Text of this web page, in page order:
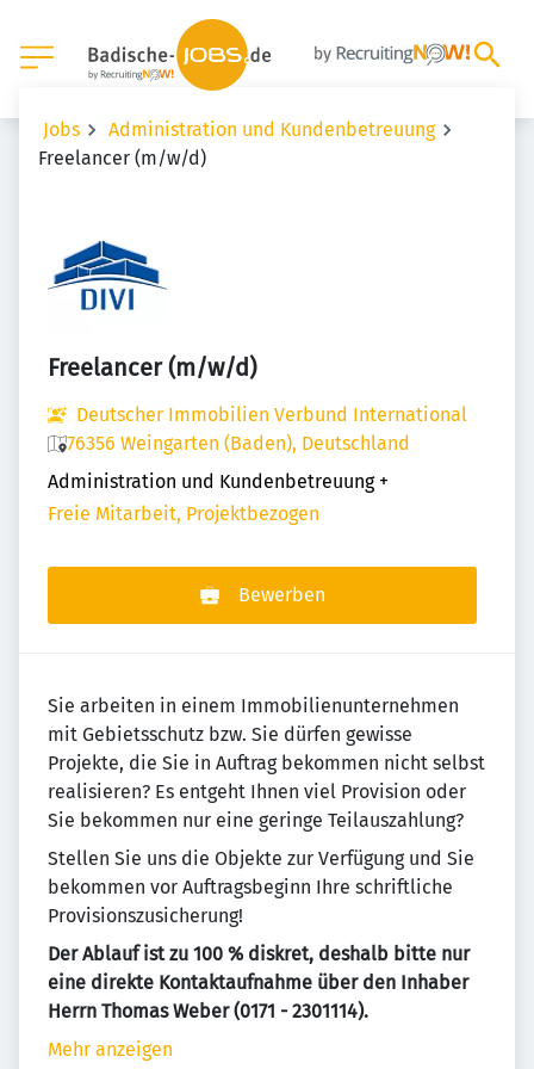
Jobs
Administration und Kundenbetreuung
Freelancer (m/w/d)
Freelancer (m/w/d)
Deutscher Immobilien Verbund International
76356 Weingarten (Baden), Deutschland
Administration und Kundenbetreuung +
Freie Mitarbeit, Projektbezogen
Bewerben
Sie arbeiten in einem Immobilienunternehmen
mit Gebietsschutz bzw. Sie dürfen gewisse
Projekte, die Sie in Auftrag bekommen nicht selbst
realisieren? Es entgeht Ihnen viel Provision oder
Sie bekommen nur eine geringe Teilauszahlung?
Stellen Sie uns die Objekte zur Verfügung und Sie
bekommen vor Auftragsbeginn Ihre schriftliche
Provisionszusicherung!
Der Ablauf ist zu 100 % diskret, deshalb bitte nur
eine direkte Kontaktaufnahme über den Inhaber
Herrn Thomas Weber (0171 - 2301114).
Mehr anzeigen